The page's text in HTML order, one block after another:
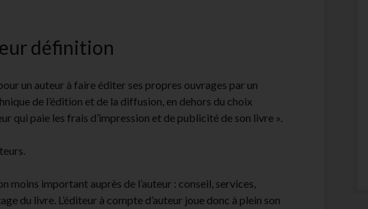
définition
un auteur à faire éditer ses propres ouvrages par un
de l’édition et de la diffusion, en dehors du choix
qui paie les frais d’impression et de publicité de son livre ».
moins important auprès de l’auteur : conseil, services,
du livre. L’éditeur à compte d’auteur joue donc à plein son